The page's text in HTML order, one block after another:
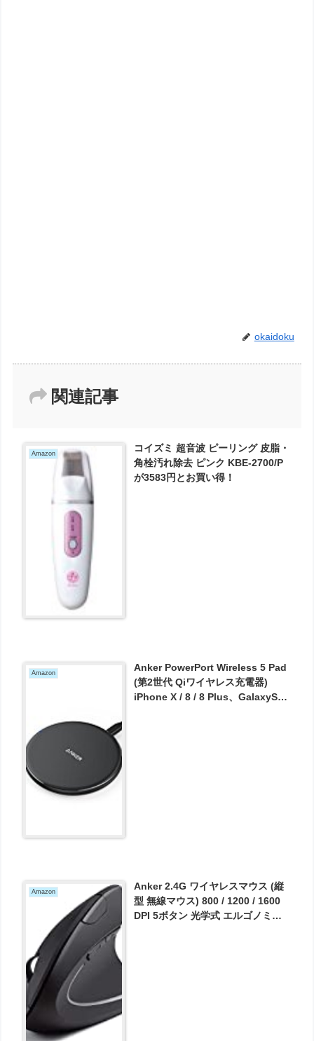
okaidoku
関連記事
Amazon
コイズミ 超音波 ピーリング 皮脂・
角栓汚れ除去 ピンク KBE-2700/P
が3583円とお買い得！
Amazon
Anker PowerPort Wireless 5 Pad
(第2世代 Qiワイヤレス充電器)
iPhone X / 8 / 8 Plus、GalaxyS9 /
Amazon
Anker 2.4G ワイヤレスマウス (縦
型 無線マウス) 800 / 1200 / 1600
DPI 5ボタン 光学式 エルゴノミク